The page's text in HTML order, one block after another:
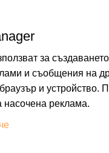
Пълно описание
AQUA SUN
за
и съобщения на
и устройство.
реклама.